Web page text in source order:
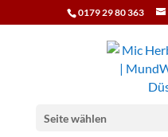
0179 29 80 363
Seite wählen